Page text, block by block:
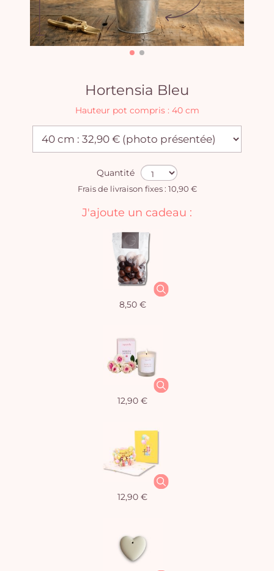
Hortensia Bleu
Hauteur pot compris : 40 cm
Quantité
Frais de livraison fixes : 10,90 €
J'ajoute un cadeau :
8,50 €
12,90 €
12,90 €